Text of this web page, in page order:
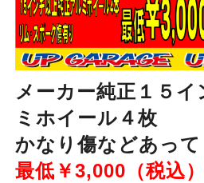
メーカー純正１５
ミホイール４枚
かなり傷などあって
最低￥3,000（税込